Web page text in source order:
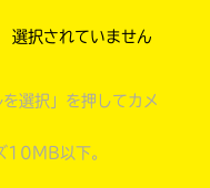
選択」を押してカメ
10MB以下。